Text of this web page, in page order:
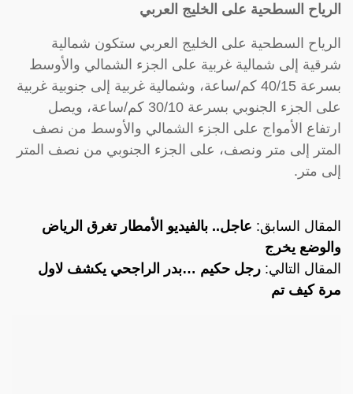
الرياح السطحية على الخليج العربي
الرياح السطحية على الخليج العربي ستكون شمالية
شرقية إلى شمالية غربية على الجزء الشمالي والأوسط
بسرعة 40/15 كم/ساعة، وشمالية غربية إلى جنوبية غربية
على الجزء الجنوبي بسرعة 30/10 كم/ساعة، ويصل
ارتفاع الأمواج على الجزء الشمالي والأوسط من نصف
المتر إلى متر ونصف، على الجزء الجنوبي من نصف المتر
إلى متر.
المقال السابق: عاجل.. بالفيديو الأمطار تغرق الرياض
والوضع يخرج
المقال التالي: رجل حكيم …بدر الراجحي يكشف لاول
مرة كيف تم